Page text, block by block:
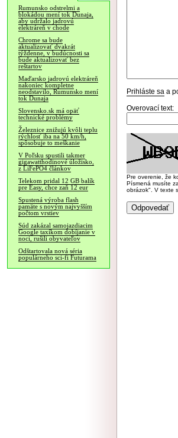
Rumunsko odstrelmi a
blokádou mení tok Dunaja,
aby udržalo jadrovú
elektráreň v chode
Chrome sa bude
aktualizovať dvakrát
týždenne, v budúcnosti sa
bude aktualizovať bez
reštartov
Maďarsko jadrovú elektráreň
nakoniec kompletne
neodstavilo, Rumunsko mení
tok Dunaja
Slovensko.sk má opäť
technické problémy
Železnice znižujú kvôli teplu
rýchlosť iba na 50 km/h,
spôsobuje to meškanie
V Poľsku spustili takmer
gigawatthodinové úložisko,
z LiFePO4 článkov
Telekom pridal 12 GB balík
pre Easy, chce zaň 12 eur
Spustená výroba flash
pamäte s novým najvyšším
počtom vrstiev
Súd zakázal samojazdiacim
Google taxíkom dobíjanie v
noci, rušili obyvateľov
Odštartovala nová séria
populárneho sci-fi Futurama
Prihláste sa a
Overovací text:
Pre overenie, že
Písmená musíte
obrázok". V texte